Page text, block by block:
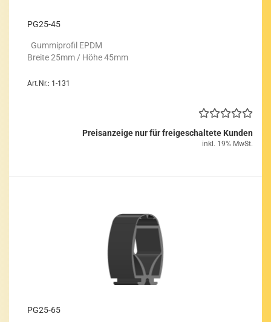
PG25-​45
Gum­mi­pro­fil EPDM
Brei­te 25mm / Höhe 45mm
Art.Nr.: 1-131
Preisanzeige nur für freigeschaltete Kunden
inkl. 19% MwSt.
PG25-​65